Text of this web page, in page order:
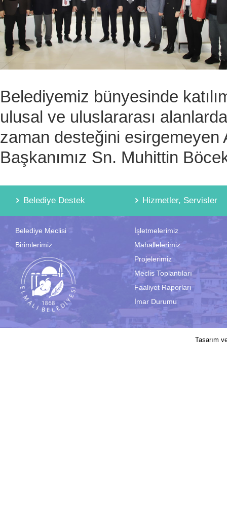
Belediyemiz bünyesinde
ulusal ve uluslararası
zaman desteğini
Başkanımız Sn. Muhittin
Belediye Destek Hizmetler, Servisler
Belediye Meclisi
Birimlerimiz
İşletmelerimiz
Mahallelerimiz
Projelerimiz
Meclis Toplantıları
Faaliyet Raporları
İmar Durumu
Tasarım